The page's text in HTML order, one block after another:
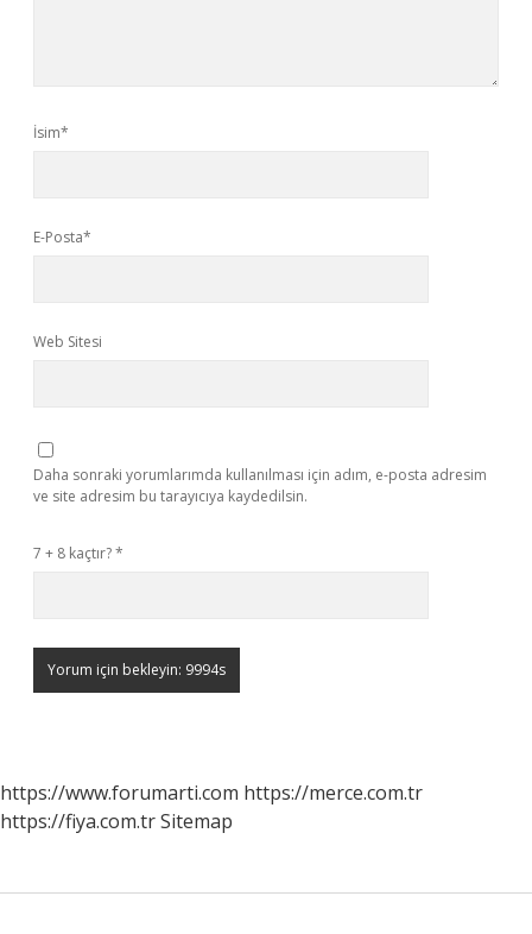
İsim*
E-Posta*
Web Sitesi
Daha sonraki yorumlarımda kullanılması için adım, e-posta adresim
ve site adresim bu tarayıcıya kaydedilsin.
7 + 8 kaçtır?*
https://www.forumarti.com https://merce.com.tr
https://fiya.com.trSitemap